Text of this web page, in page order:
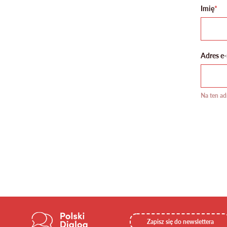
Imię*
Adres
Na ten
Zapisz się do newslettera